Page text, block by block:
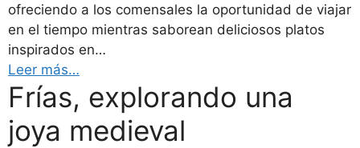
ofreciendo a los comensales la oportunidad de viajar
en el tiempo mientras saborean deliciosos platos
inspirados en…
Leer más…
Frías, explorando una
joya medieval